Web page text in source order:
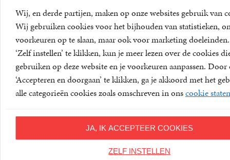
Wij, en derde partijen, maken op onze websites gebruik van
Wij gebruiken cookies voor het bijhouden van statistieken,
voorkeuren op te slaan, maar ook voor marketing
‘Zelf instellen’ te klikken, kun je meer lezen over de cookies
gebruiken op deze website en je voorkeuren aanpassen. Door
‘Accepteren en doorgaan’ te klikken, ga je akkoord met het
alle categorieën cookies zoals omschreven in onscookie
JA, IK ACCEPTEER COOKIES
ZELF INSTELLEN
Nieuwe verhalen van de grootmeester van de Noorse
thriller
Op het kleine Griekse eiland Kalymnos in de buurt van
Kos verdwijnt een Duitse toerist spoorloos nadat hij vroeg
verklaren dat de man de avond voor zijn verdwijning
gevochten heeft met zijn tweelingbroer. De
plaatselijke politie staat voor een raadsel; er is geen lijk,